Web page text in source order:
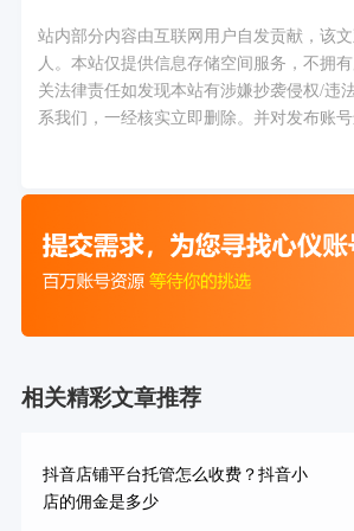
站内部分内容由互联网用户自发贡献，该
人。本站仅提供信息存储空间服务，不拥
关法律责任如发现本站有涉嫌抄袭侵权/违
系我们，一经核实立即删除。并对发布账
相关精彩文章推荐
抖音店铺平台托管怎么收费？抖音小
店的佣金是多少